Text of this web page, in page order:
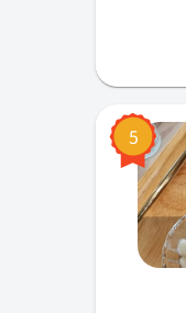
5